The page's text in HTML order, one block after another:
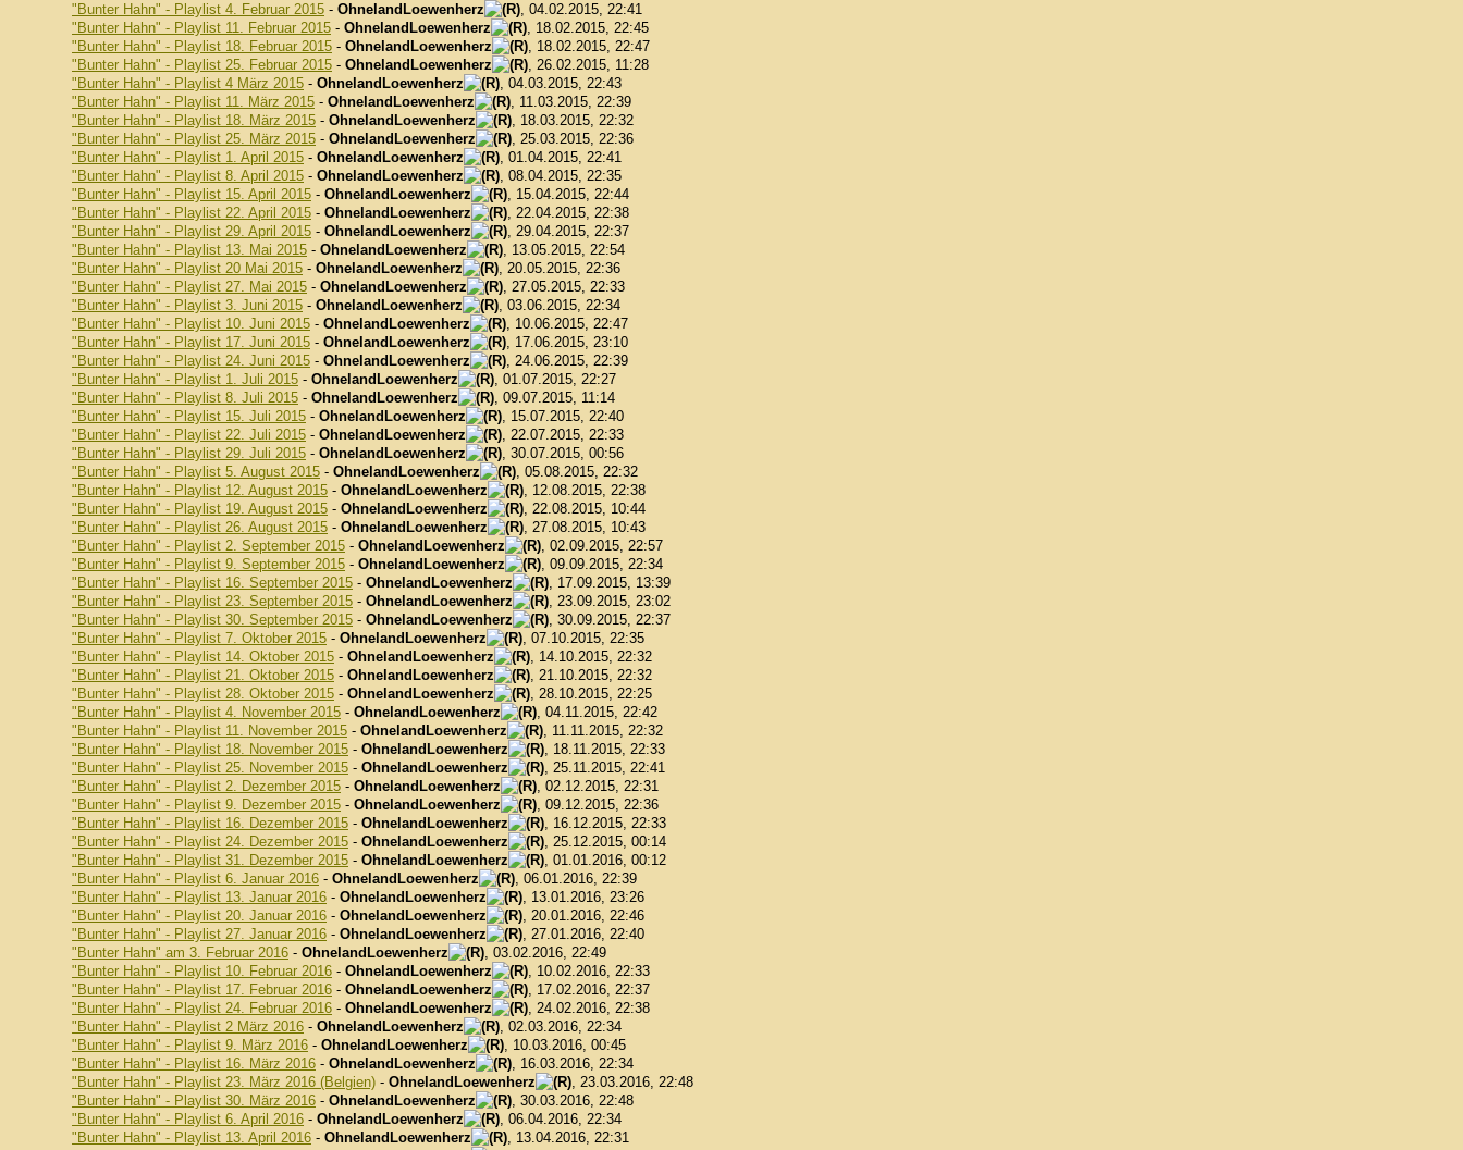
"Bunter Hahn" - Playlist 4. Februar 2015 - OhnelandLoewenherz
, 04.02.2015, 22:41
"Bunter Hahn" - Playlist 11. Februar 2015 - OhnelandLoewenherz
, 18.02.2015, 22:45
"Bunter Hahn" - Playlist 18. Februar 2015 - OhnelandLoewenherz
, 18.02.2015, 22:47
"Bunter Hahn" - Playlist 25. Februar 2015 - OhnelandLoewenherz
, 26.02.2015, 11:28
"Bunter Hahn" - Playlist 4 März 2015 - OhnelandLoewenherz
, 04.03.2015, 22:43
"Bunter Hahn" - Playlist 11. März 2015 - OhnelandLoewenherz
, 11.03.2015, 22:39
"Bunter Hahn" - Playlist 18. März 2015 - OhnelandLoewenherz
, 18.03.2015, 22:32
"Bunter Hahn" - Playlist 25. März 2015 - OhnelandLoewenherz
, 25.03.2015, 22:36
"Bunter Hahn" - Playlist 1. April 2015 - OhnelandLoewenherz
, 01.04.2015, 22:41
"Bunter Hahn" - Playlist 8. April 2015 - OhnelandLoewenherz
, 08.04.2015, 22:35
"Bunter Hahn" - Playlist 15. April 2015 - OhnelandLoewenherz
, 15.04.2015, 22:44
"Bunter Hahn" - Playlist 22. April 2015 - OhnelandLoewenherz
, 22.04.2015, 22:38
"Bunter Hahn" - Playlist 29. April 2015 - OhnelandLoewenherz
, 29.04.2015, 22:37
"Bunter Hahn" - Playlist 13. Mai 2015 - OhnelandLoewenherz
, 13.05.2015, 22:54
"Bunter Hahn" - Playlist 20 Mai 2015 - OhnelandLoewenherz
, 20.05.2015, 22:36
"Bunter Hahn" - Playlist 27. Mai 2015 - OhnelandLoewenherz
, 27.05.2015, 22:33
"Bunter Hahn" - Playlist 3. Juni 2015 - OhnelandLoewenherz
, 03.06.2015, 22:34
"Bunter Hahn" - Playlist 10. Juni 2015 - OhnelandLoewenherz
, 10.06.2015, 22:47
"Bunter Hahn" - Playlist 17. Juni 2015 - OhnelandLoewenherz
, 17.06.2015, 23:10
"Bunter Hahn" - Playlist 24. Juni 2015 - OhnelandLoewenherz
, 24.06.2015, 22:39
"Bunter Hahn" - Playlist 1. Juli 2015 - OhnelandLoewenherz
, 01.07.2015, 22:27
"Bunter Hahn" - Playlist 8. Juli 2015 - OhnelandLoewenherz
, 09.07.2015, 11:14
"Bunter Hahn" - Playlist 15. Juli 2015 - OhnelandLoewenherz
, 15.07.2015, 22:40
"Bunter Hahn" - Playlist 22. Juli 2015 - OhnelandLoewenherz
, 22.07.2015, 22:33
"Bunter Hahn" - Playlist 29. Juli 2015 - OhnelandLoewenherz
, 30.07.2015, 00:56
"Bunter Hahn" - Playlist 5. August 2015 - OhnelandLoewenherz
, 05.08.2015, 22:32
"Bunter Hahn" - Playlist 12. August 2015 - OhnelandLoewenherz
, 12.08.2015, 22:38
"Bunter Hahn" - Playlist 19. August 2015 - OhnelandLoewenherz
, 22.08.2015, 10:44
"Bunter Hahn" - Playlist 26. August 2015 - OhnelandLoewenherz
, 27.08.2015, 10:43
"Bunter Hahn" - Playlist 2. September 2015 - OhnelandLoewenherz
, 02.09.2015, 22:57
"Bunter Hahn" - Playlist 9. September 2015 - OhnelandLoewenherz
, 09.09.2015, 22:34
"Bunter Hahn" - Playlist 16. September 2015 - OhnelandLoewenherz
, 17.09.2015, 13:39
"Bunter Hahn" - Playlist 23. September 2015 - OhnelandLoewenherz
, 23.09.2015, 23:02
"Bunter Hahn" - Playlist 30. September 2015 - OhnelandLoewenherz
, 30.09.2015, 22:37
"Bunter Hahn" - Playlist 7. Oktober 2015 - OhnelandLoewenherz
, 07.10.2015, 22:35
"Bunter Hahn" - Playlist 14. Oktober 2015 - OhnelandLoewenherz
, 14.10.2015, 22:32
"Bunter Hahn" - Playlist 21. Oktober 2015 - OhnelandLoewenherz
, 21.10.2015, 22:32
"Bunter Hahn" - Playlist 28. Oktober 2015 - OhnelandLoewenherz
, 28.10.2015, 22:25
"Bunter Hahn" - Playlist 4. November 2015 - OhnelandLoewenherz
, 04.11.2015, 22:42
"Bunter Hahn" - Playlist 11. November 2015 - OhnelandLoewenherz
, 11.11.2015, 22:32
"Bunter Hahn" - Playlist 18. November 2015 - OhnelandLoewenherz
, 18.11.2015, 22:33
"Bunter Hahn" - Playlist 25. November 2015 - OhnelandLoewenherz
, 25.11.2015, 22:41
"Bunter Hahn" - Playlist 2. Dezember 2015 - OhnelandLoewenherz
, 02.12.2015, 22:31
"Bunter Hahn" - Playlist 9. Dezember 2015 - OhnelandLoewenherz
, 09.12.2015, 22:36
"Bunter Hahn" - Playlist 16. Dezember 2015 - OhnelandLoewenherz
, 16.12.2015, 22:33
"Bunter Hahn" - Playlist 24. Dezember 2015 - OhnelandLoewenherz
, 25.12.2015, 00:14
"Bunter Hahn" - Playlist 31. Dezember 2015 - OhnelandLoewenherz
, 01.01.2016, 00:12
"Bunter Hahn" - Playlist 6. Januar 2016 - OhnelandLoewenherz
, 06.01.2016, 22:39
"Bunter Hahn" - Playlist 13. Januar 2016 - OhnelandLoewenherz
, 13.01.2016, 23:26
"Bunter Hahn" - Playlist 20. Januar 2016 - OhnelandLoewenherz
, 20.01.2016, 22:46
"Bunter Hahn" - Playlist 27. Januar 2016 - OhnelandLoewenherz
, 27.01.2016, 22:40
"Bunter Hahn" am 3. Februar 2016 - OhnelandLoewenherz
, 03.02.2016, 22:49
"Bunter Hahn" - Playlist 10. Februar 2016 - OhnelandLoewenherz
, 10.02.2016, 22:33
"Bunter Hahn" - Playlist 17. Februar 2016 - OhnelandLoewenherz
, 17.02.2016, 22:37
"Bunter Hahn" - Playlist 24. Februar 2016 - OhnelandLoewenherz
, 24.02.2016, 22:38
"Bunter Hahn" - Playlist 2 März 2016 - OhnelandLoewenherz
, 02.03.2016, 22:34
"Bunter Hahn" - Playlist 9. März 2016 - OhnelandLoewenherz
, 10.03.2016, 00:45
"Bunter Hahn" - Playlist 16. März 2016 - OhnelandLoewenherz
, 16.03.2016, 22:34
"Bunter Hahn" - Playlist 23. März 2016 (Belgien) - OhnelandLoewenherz
, 23.03.2016, 22:48
"Bunter Hahn" - Playlist 30. März 2016 - OhnelandLoewenherz
, 30.03.2016, 22:48
"Bunter Hahn" - Playlist 6. April 2016 - OhnelandLoewenherz
, 06.04.2016, 22:34
"Bunter Hahn" - Playlist 13. April 2016 - OhnelandLoewenherz
, 13.04.2016, 22:31